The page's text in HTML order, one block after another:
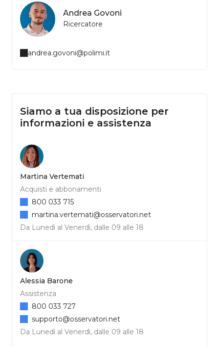
Andrea Govoni
Ricercatore
andrea.govoni@polimi.it
Siamo a tua disposizione per
informazioni e assistenza
Martina Vertemati
Acquisti e abbonamenti
Da Lunedì al Venerdì, dalle 09 alle 18
800 033 715
martina.vertemati@osservatori.net
Alessia Barone
Assistenza
Da Lunedì al Venerdì, dalle 09 alle 18
800 033 727
supporto@osservatori.net